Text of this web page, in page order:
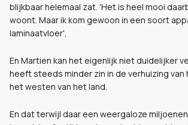
blijkbaar helemaal zat. 'Het is heel mooi
woont. Maar ik kom gewoon in een soort
laminaatvloer',
En Martien kan het eigenlijk niet duidelijker
heeft steeds minder zin in de verhuizing
het westen van het land.
En dat terwijl daar een weergaloze